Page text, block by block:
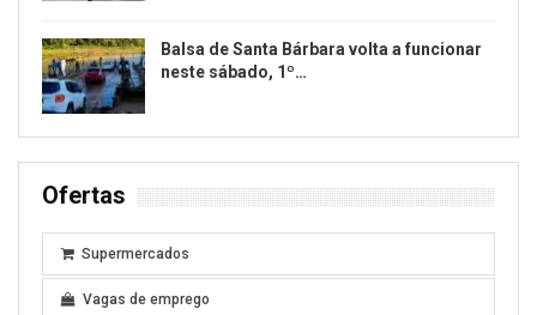
Balsa de Santa Bárbara volta a funcionar
neste sábado, 1º…
Ofertas
Supermercados
Vagas de emprego